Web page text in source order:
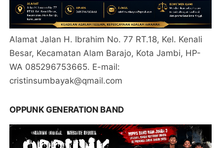
Alamat Jalan H. Ibrahim No. 77 RT.18, Kel. Kenali
Besar, Kecamatan Alam Barajo, Kota Jambi, HP-
WA 085296753665. E-mail:
cristinsumbayak@qmail.com
OPPUNK GENERATION BAND